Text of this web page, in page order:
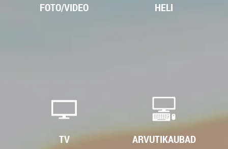
FOTO/VIDEO HELI
TV ARVUTIKAUBAD